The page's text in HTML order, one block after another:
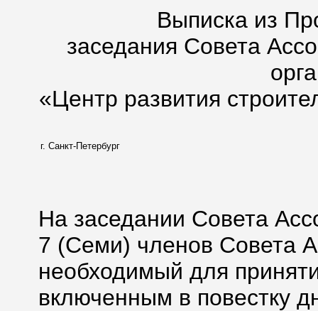
Выписка из
заседания Совета
«Центр развития
г. Санкт-Петербург
На заседании Совета
7 (Семи) членов Совета
необходимый для
включенным в повестку